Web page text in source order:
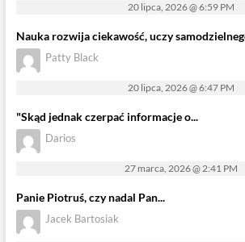
20 lipca, 2026 @ 6:59 PM
Nauka rozwija ciekawość, uczy
Patty Black
20 lipca, 2026 @ 6:47 PM
"Skąd jednak czerpać informacje o...
Darios
27 marca, 2026 @ 2:41 PM
Panie Piotruś, czy nadal Pan...
Jacek Bartosiak